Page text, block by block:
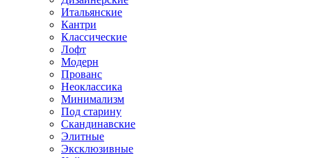
Итальянские
Кантри
Классические
Лофт
Модерн
Прованс
Неоклассика
Минимализм
Под старину
Скандинавские
Элитные
Эксклюзивные